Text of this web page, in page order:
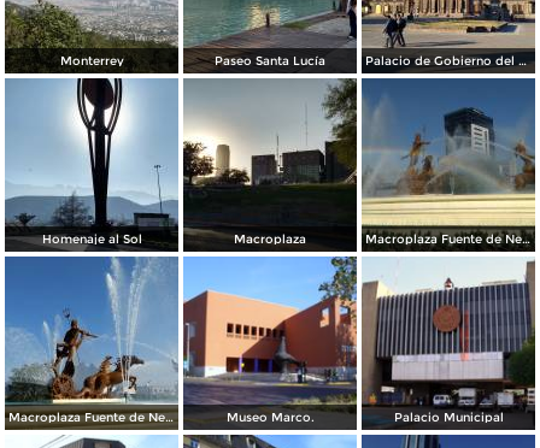
Monterrey Paseo Santa Lucía Palacio de Gobierno del Estado
Homenaje al Sol Macroplaza Macroplaza Fuente de Neptuno
Macroplaza Fuente de Neptuno Museo Marco. Palacio Municipal